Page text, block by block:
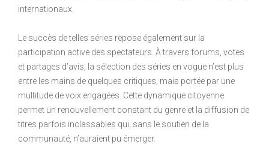
internationaux.
Le succès de telles séries repose également sur la
participation active des spectateurs. À travers forums, votes
et partages d’avis, la sélection des séries en vogue n’est plus
entre les mains de quelques critiques, mais portée par une
multitude de voix engagées. Cette dynamique citoyenne
permet un renouvellement constant du genre et la diffusion de
titres parfois inclassables qui, sans le soutien de la
communauté, n’auraient pu émerger.